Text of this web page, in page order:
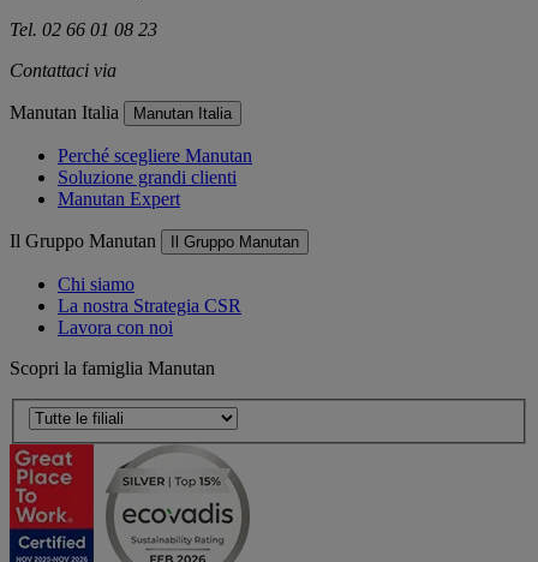
Tel. 02 66 01 08 23
Contattaci via
Manutan Italia Manutan Italia
Perché scegliere Manutan
Soluzione grandi clienti
Manutan Expert
Il Gruppo Manutan Il Gruppo Manutan
Chi siamo
La nostra Strategia CSR
Lavora con noi
Scopri la famiglia Manutan